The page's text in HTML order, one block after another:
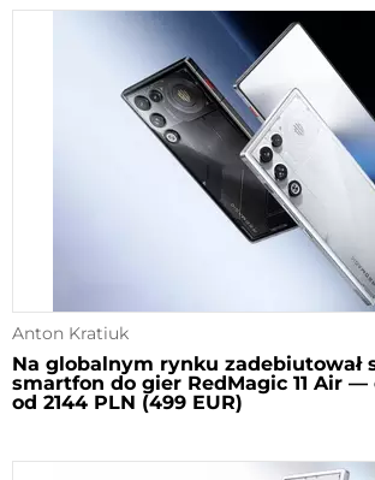
Anton Kratiuk
Na globalnym rynku zadebiutował
smartfon do gier RedMagic 11 Air
od 2144 PLN (499 EUR)